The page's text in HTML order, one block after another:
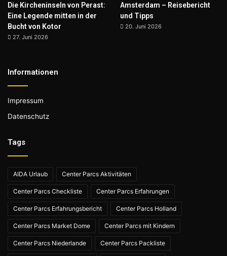
Die Kircheninseln von Perast:
Eine Legende mitten in der
Bucht von Kotor
27. Juni 2026
Amsterdam – Reisebericht
und Tipps
20. Juni 2026
Informationen
Impressum
Datenschutz
Tags
AIDA Urlaub Center Parcs Aktivitäten
Center Parcs Checkliste Center Parcs Erfahrungen
Center Parcs Erfahrungsbericht Center Parcs Holland
Center Parcs Market Dome Center Parcs mit Kindern
Center Parcs Niederlande Center Parcs Packliste